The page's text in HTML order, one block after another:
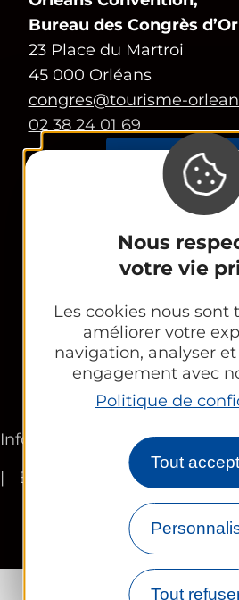
Nous
votre vie
Les cookies nous sont
améliorer votre
navigation, analyser
engagement avec
Politique de
Tout
Tout
Bureau des Congrès
23 Place du Martroi
45 000 Orléans
congres@tourisme-
02 38 24 01 69
Contactez-
Espace
Office
Newsletter
Informations légales Plan
EN